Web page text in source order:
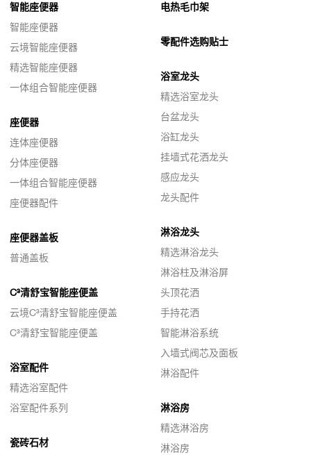
智能座便器
智能座便器
云境智能座便器
精选智能座便器
一体组合智能座便器
座便器
连体座便器
分体座便器
一体组合智能座便器
座便器配件
座便器盖板
普通盖板
C³清舒宝智能座便盖
云境C³清舒宝智能座便盖
C³清舒宝智能座便盖
浴室配件
精选浴室配件
浴室配件系列
瓷砖石材
电热毛巾架
零配件选购贴士
浴室龙头
精选浴室龙头
台盆龙头
浴缸龙头
挂墙式花洒龙头
感应龙头
龙头配件
淋浴龙头
精选淋浴龙头
淋浴柱及淋浴屏
头顶花洒
手持花洒
智能淋浴系统
入墙式阀芯及面板
淋浴配件
淋浴房
精选淋浴房
淋浴房